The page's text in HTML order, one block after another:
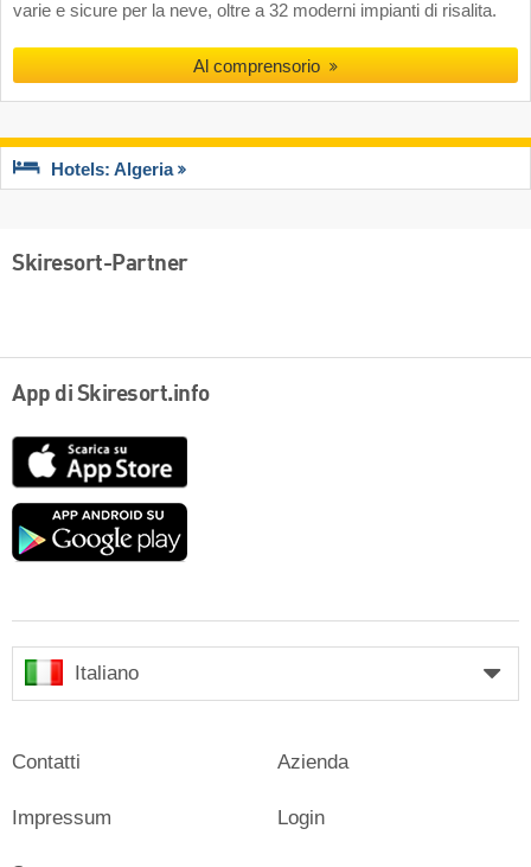
varie e sicure per la neve, oltre a 32 moderni impianti di risalita.
Al comprensorio
Hotels: Algeria
Skiresort-Partner
App di Skiresort.info
Google
Italiano
Contatti
Impressum
Azienda
Login